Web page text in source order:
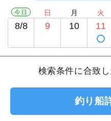
今日
8/8
日
9
月
10
火
11
検索条件に合致
釣り船